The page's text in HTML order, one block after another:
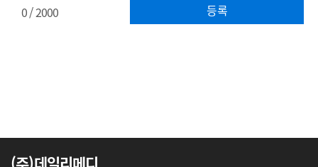
등록
0/ 2000